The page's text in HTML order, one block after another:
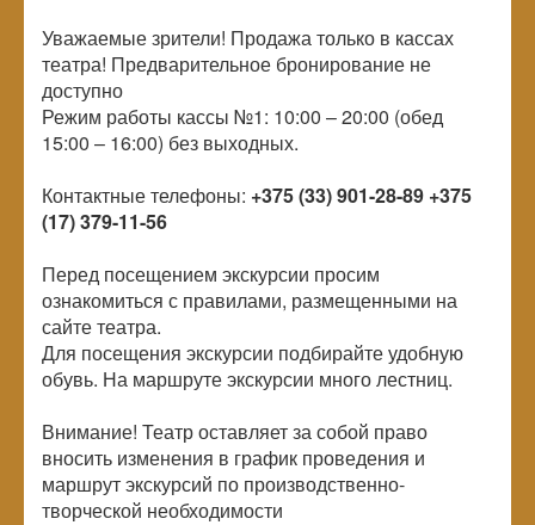
Уважаемые зрители! Продажа только в кассах
театра! Предварительное бронирование не
доступно
Режим работы кассы №1: 10:00 – 20:00 (обед
15:00 – 16:00) без выходных.
Контактные телефоны: +375 (33) 901-28-89 +375
(17) 379-11-56
Перед посещением экскурсии просим
ознакомиться с правилами, размещенными на
сайте театра.
Для посещения экскурсии подбирайте удобную
обувь. На маршруте экскурсии много лестниц.
Внимание! Театр оставляет за собой право
вносить изменения в график проведения и
маршрут экскурсий по производственно-
творческой необходимости